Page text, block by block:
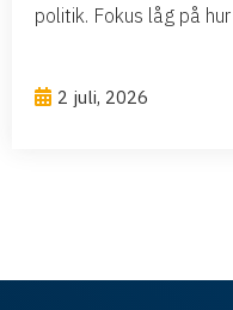
politik. Fokus låg på
2 juli, 2026